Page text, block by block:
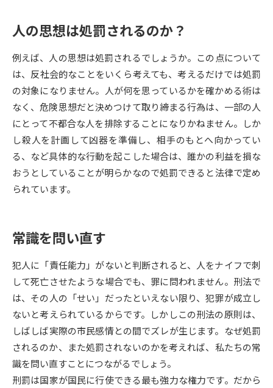
新学年スタート号特集ページ
（高3生用）
新学年スタート号特集ページ
（高2生用）
SELFBRAND特集ページ
オープンキャンパスなどを調べる
オープンキャンパス検索 実施プログラムから探す
受験準備 資料検索
志望校・出願校を調べる
併願校選び 受験スケジュールを立てよう
先輩が入学を決めた理由 テレメール全国一斉進学調査
人の思想は処罰されるのか？
例えば、人の思想は処罰されるでしょうか。この点について
は、反社会的なことをいくら考えても、考えるだけでは処罰
の対象になりません。人が何を思っているかを確かめる術は
なく、危険思想だと決めつけて取り締まる行為は、一部の人
にとって不都合な人を排除することになりかねません。しか
し殺人を計画して凶器を準備し、相手のもとへ向かってい
る、など具体的な行動を起こした場合は、誰かの利益を損な
おうとしていることが明らかなので処罰できると法律で定め
られています。
常識を問い直す
犯人に「責任能力」がないと判断されると、人をナイフで刺
して死亡させたような場合でも、罪に問われません。刑法で
は、その人の「せい」だったといえない限り、犯罪が成立し
ないと考えられているからです。しかしこの刑法の原則は、
しばしば実際の市民感情との間でズレが生じます。なぜ処罰
されるのか、また処罰されないのかを考えれば、私たちの常
識を問い直すことにつながるでしょう。
刑罰は国家が国民に行使できる最も強力な権力です。だから